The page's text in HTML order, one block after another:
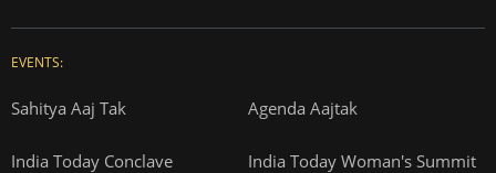
EVENTS:
Sahitya Aaj Tak Agenda Aajtak
India Today Conclave India Today Woman's Summit